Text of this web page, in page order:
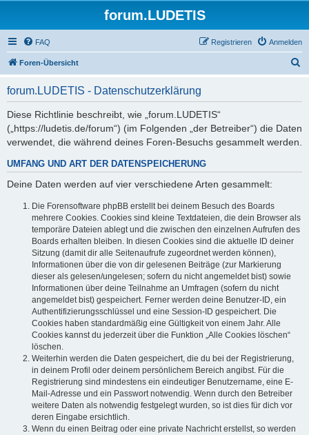
forum.LUDETIS
FAQ Anmelden
Registrieren
Foren-Übersicht
forum.LUDETIS - Datenschutzerklärung
Diese Richtlinie beschreibt, wie „forum.LUDETIS“
(„https://ludetis.de/forum“) (im Folgenden „der Betreiber“) die Daten
verwendet, die während deines Foren-Besuchs gesammelt werden.
UMFANG UND ART DER DATENSPEICHERUNG
Deine Daten werden auf vier verschiedene Arten gesammelt:
Die Forensoftware phpBB erstellt bei deinem Besuch des Boards
mehrere Cookies. Cookies sind kleine Textdateien, die dein Browser als
temporäre Dateien ablegt und die zwischen den einzelnen Aufrufen des
Boards erhalten bleiben. In diesen Cookies sind die aktuelle ID deiner
Sitzung (damit dir alle Seitenaufrufe zugeordnet werden können),
Informationen über die von dir gelesenen Beiträge (zur Markierung
dieser als gelesen/ungelesen; sofern du nicht angemeldet bist) sowie
Informationen über deine Teilnahme an Umfragen (sofern du nicht
angemeldet bist) gespeichert. Ferner werden deine Benutzer-ID, ein
Authentifizierungsschlüssel und eine Session-ID gespeichert. Die
Cookies haben standardmäßig eine Gültigkeit von einem Jahr. Alle
Cookies kannst du jederzeit über die Funktion „Alle Cookies löschen“
löschen.
Weiterhin werden die Daten gespeichert, die du bei der Registrierung,
in deinem Profil oder deinem persönlichem Bereich angibst. Für die
Registrierung sind mindestens ein eindeutiger Benutzername, eine E-
Mail-Adresse und ein Passwort notwendig. Wenn durch den Betreiber
weitere Daten als notwendig festgelegt wurden, so ist dies für dich vor
deren Eingabe ersichtlich.
Wenn du einen Beitrag oder eine private Nachricht erstellst, so werden